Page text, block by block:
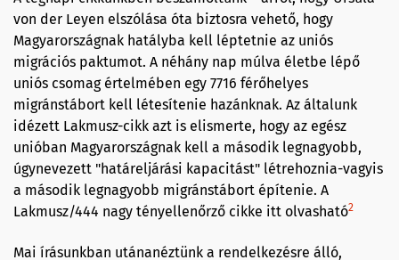
von der Leyen elszólása óta biztosra vehető, hogy
Magyarországnak hatályba kell léptetnie az uniós
migrációs paktumot. A néhány nap múlva életbe lépő
uniós csomag értelmében egy 7716 férőhelyes
migránstábort kell létesítenie hazánknak. Az általunk
idézett Lakmusz-cikk azt is elismerte, hogy az egész
unióban Magyarországnak kell a második legnagyobb,
úgynevezett "határeljárási kapacitást" létrehoznia-vagyis
a második legnagyobb migránstábort építenie. A
Lakmusz/444 nagy tényellenőrző cikke itt olvasható2
Mai írásunkban utánanéztünk a rendelkezésre álló,